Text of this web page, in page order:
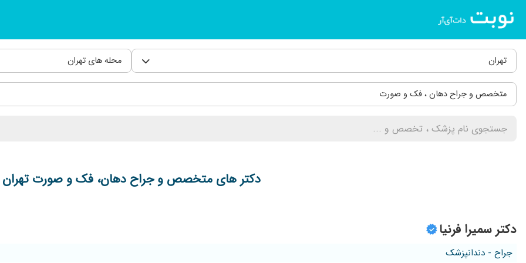
تهران محله های تهران
متخصص و جراح دهان ، فک و صورت
دکتر های متخصص و جراح دهان، فک و صورت تهران
دکتر سمیرا فرنیا
جراح - دندانپزشک